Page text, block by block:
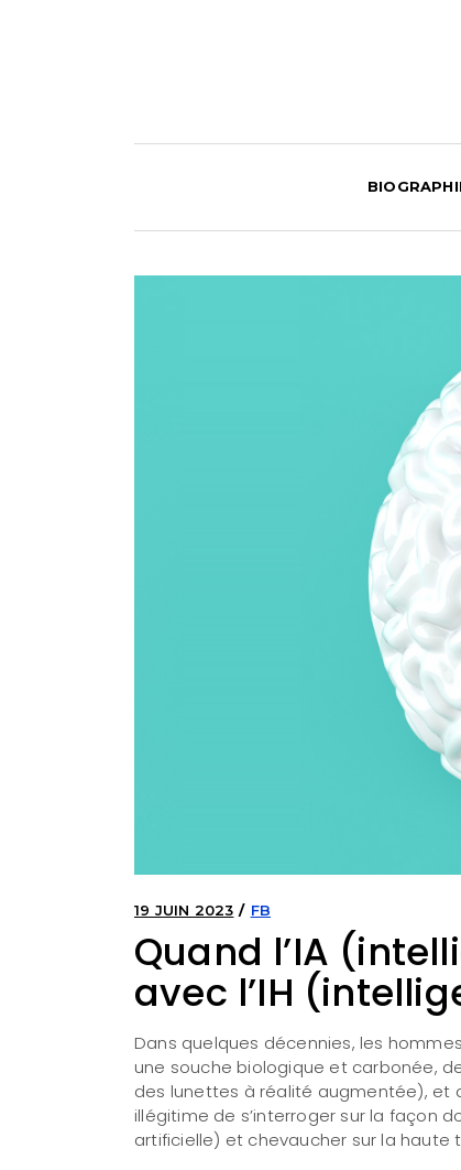
19 JUIN 2023 FB
Quand l’IA
avec l’IH
Dans quelques décennies, les
une souche biologique et carbonée,
des lunettes à réalité augmentée), et
illégitime de s’interroger sur la façon
artificielle) et chevaucher sur la